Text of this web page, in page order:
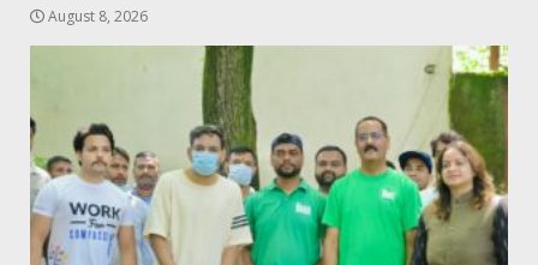
August 8, 2026